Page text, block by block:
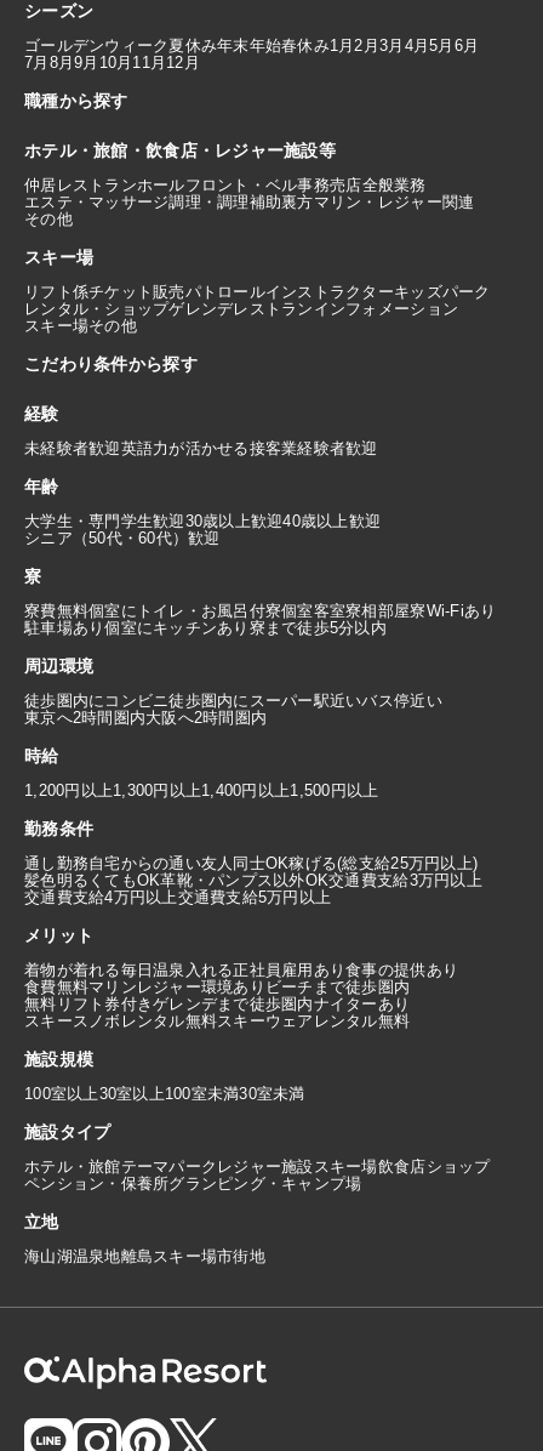
シーズン
ゴールデンウィーク 夏休み年末年始春休み1月2月3月 4月5月 6月
7月 8月9月 10月 11月 12月
職種から探す
ホテル・旅館・飲食店・レジャー施設等
仲居 レストランホールフロント・ベル事務売店全般業務
エステ・マッサージ調理・調理補助裏方マリン・レジャー関連
その他
スキー場
リフト係チケット販売パトロールインストラクターキッズパーク
レンタル・ショップゲレンデレストラン インフォメーション
スキー場その他
こだわり条件から探す
経験
未経験者歓迎英語力が活かせる接客業経験者歓迎
年齢
大学生・専門学生歓迎30歳以上歓迎40歳以上歓迎
シニア（50代・60代）歓迎
寮
寮費無料個室にトイレ・お風呂付寮個室客室寮相部屋寮Wi-Fiあり
駐車場あり個室にキッチンあり 寮まで徒歩5分以内
周辺環境
徒歩圏内にコンビニ徒歩圏内にスーパー駅近いバス停近い
東京へ2時間圏内大阪へ2時間圏内
時給
1,200円以上1,300円以上1,400円以上1,500円以上
勤務条件
通し勤務自宅からの通い友人同士OK稼げる(総支給25万円以上)
髪色明るくてもOK革靴・パンプス以外OK交通費支給3万円以上
交通費支給4万円以上交通費支給5万円以上
メリット
着物が着れる毎日温泉入れる正社員雇用あり食事の提供あり
食費無料マリンレジャー環境あり ビーチまで徒歩圏内
無料リフト券付きゲレンデまで徒歩圏内ナイターあり
スキースノボレンタル無料スキーウェアレンタル無料
施設規模
100室以上30室以上100室未満30室未満
施設タイプ
ホテル・旅館テーマパーク レジャー施設スキー場飲食店ショップ
ペンション・保養所グランピング・キャンプ場
立地
海山湖温泉地離島スキー場市街地